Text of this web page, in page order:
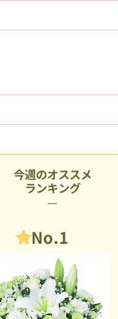
今週のオススメ
ランキング
No.1